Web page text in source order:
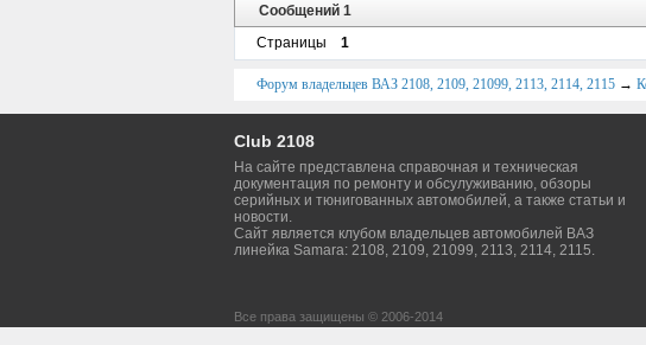
Сообщений 1
Страницы
1
Форум владельцев ВАЗ 2108, 2109, 21099, 2113, 2114, 2115 →
Club 2108
На сайте представлена справочная и техническая
документация по ремонту и обсулуживанию, обзоры
серийных и тюнигованных автомобилей, а также статьи и
новости.
Сайт является клубом владельцев автомобилей ВАЗ
линейка Samara: 2108, 2109, 21099, 2113, 2114, 2115.
Все права защищены © 2006-2014